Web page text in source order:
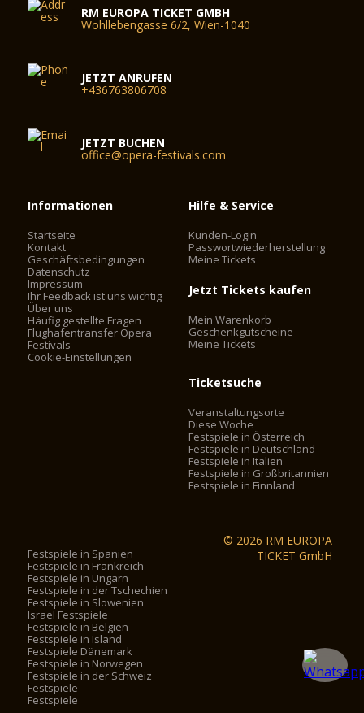
RM EUROPA TICKET GMBH
Wohllebengasse 6/2, Wien-1040
JETZT ANRUFEN
+436763806708
JETZT BUCHEN
office@opera-festivals.com
Informationen
Startseite
Kontakt
Geschäftsbedingungen
Datenschutz
Impressum
Ihr Feedback ist uns wichtig
Über uns
Häufig gestellte Fragen
Flughafentransfer Opera
Festivals
Cookie-Einstellungen
Hilfe & Service
Kunden-Login
Passwortwiederherstellung
Meine Tickets
Jetzt Tickets kaufen
Mein Warenkorb
Geschenkgutscheine
Meine Tickets
Ticketsuche
Veranstaltungsorte
Diese Woche
Festspiele in Österreich
Festspiele in Deutschland
Festspiele in Italien
Festspiele in Großbritannien
Festspiele in Finnland
Festspiele in Spanien
Festspiele in Frankreich
Festspiele in Ungarn
Festspiele in der Tschechien
Festspiele in Slowenien
Israel Festspiele
Festspiele in Belgien
Festspiele in Island
Festspiele Dänemark
Festspiele in Norwegen
Festspiele in der Schweiz
Festspiele
Festspiele
© 2026 RM EUROPA
TICKET GmbH